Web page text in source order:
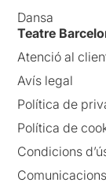
Dansa
Teatre
Atenció al
Avís legal
Política de
Política de
Condicions